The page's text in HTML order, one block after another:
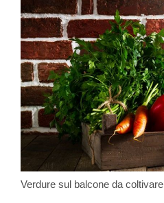
Verdure sul balcone da coltivare